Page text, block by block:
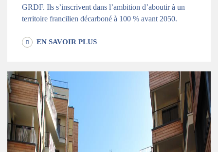
GRDF. Ils s’inscrivent dans l’ambition d’aboutir à un
territoire francilien décarboné à 100 % avant 2050.
EN SAVOIR PLUS